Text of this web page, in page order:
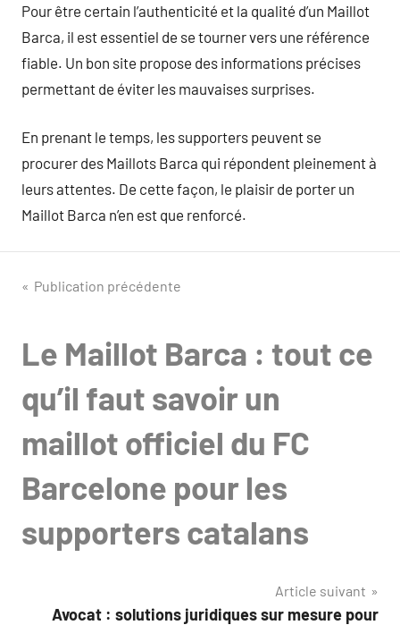
Pour être certain l’authenticité et la qualité d’un Maillot
Barca, il est essentiel de se tourner vers une référence
fiable. Un bon site propose des informations précises
permettant de éviter les mauvaises surprises.
En prenant le temps, les supporters peuvent se
procurer des Maillots Barca qui répondent pleinement à
leurs attentes. De cette façon, le plaisir de porter un
Maillot Barca n’en est que renforcé.
Navigation
l’article
Publication précédente
Le Maillot Barca : tout ce
qu’il faut savoir un
maillot officiel du FC
Barcelone pour les
supporters catalans
Article suivant
Avocat : solutions juridiques sur mesure pour